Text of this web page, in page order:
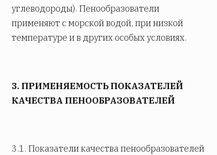
углеводороды). Пенообразователи
применяют с морской водой, при низкой
температуре и в других особых условиях.
3. ПРИМЕНЯЕМОСТЬ ПОКАЗАТЕЛЕЙ
КАЧЕСТВА ПЕНООБРАЗОВАТЕЛЕЙ
3.1. Показатели качества пенообразователей